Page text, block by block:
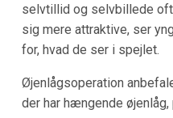
selvtillid og selvbillede
sig mere attraktive, ser
for, hvad de ser i spejlet.
Øjenlågsoperation
der har hængende